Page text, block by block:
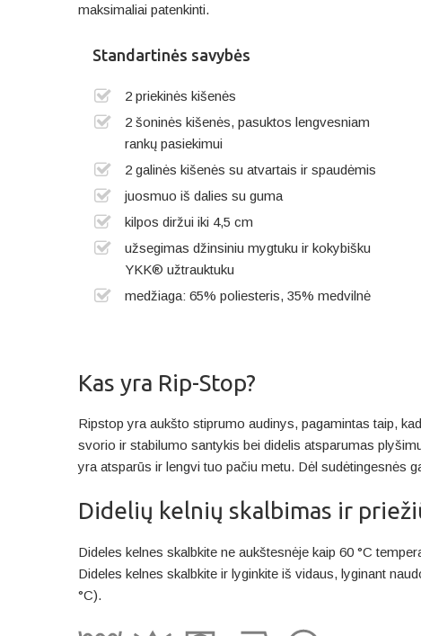
maksimaliai patenkinti.
Standartinės savybės
2 priekinės kišenės
2 šoninės kišenės, pasuktos lengvesniam
rankų pasiekimui
2 galinės kišenės su atvartais ir spaudėmis
juosmuo iš dalies su guma
kilpos diržui iki 4,5 cm
užsegimas džinsiniu mygtuku ir kokybišku
YKK® užtrauktuku
medžiaga: 65% poliesteris, 35% medvilnė
Kas yra Rip-Stop?
Ripstop yra aukšto stiprumo audinys, pagamintas taip,
svorio ir stabilumo santykis bei didelis atsparumas
yra atsparūs ir lengvi tuo pačiu metu. Dėl sudėtingesnės
Didelių kelnių skalbimas ir
Dideles kelnes skalbkite ne aukštesnėje kaip 60 °C
Dideles kelnes skalbkite ir lyginkite iš vidaus, lyginant
°C).